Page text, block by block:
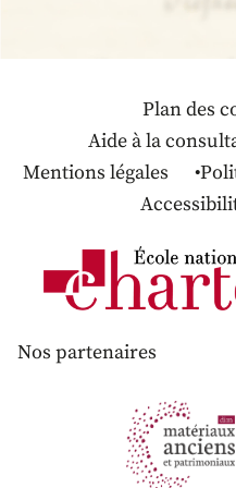
Plan des
Aide à la
Mentions légales
Nos partenaires